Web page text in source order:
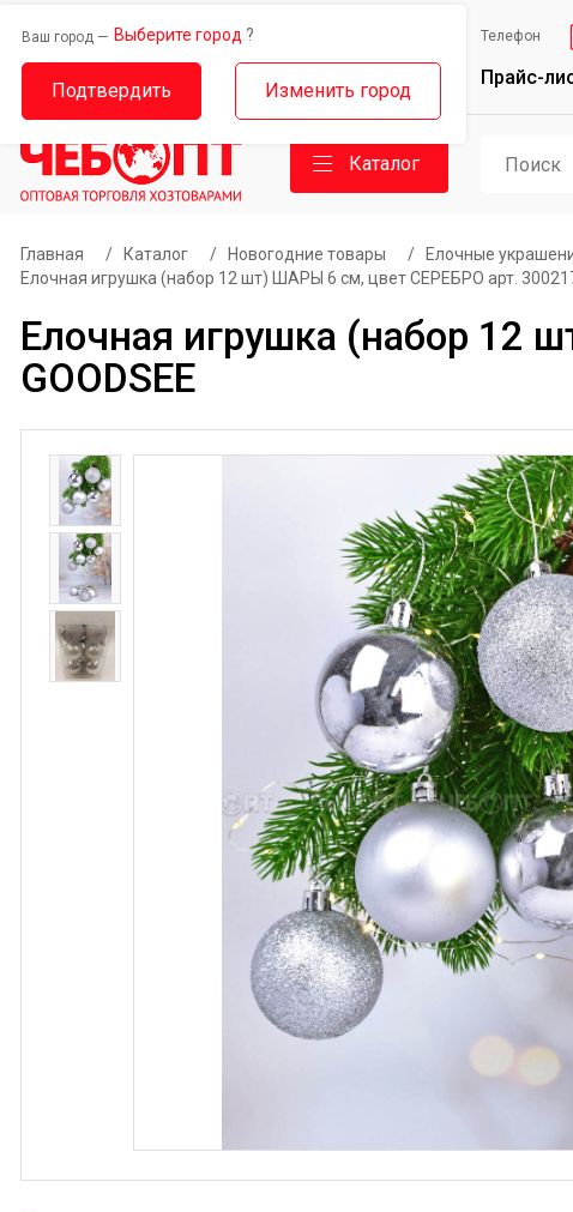
Ваш город — Выберите город ?
Подтвердить Изменить город
Ваш город — Выберите город Телефон
Прайс-
Каталог
Главная / Каталог / Новогодние товары / Елочные
Елочная игрушка (набор 12 шт) ШАРЫ 6 см, цвет СЕРЕБРО арт. 300217
Елочная игрушка (набор 12
GOODSEE